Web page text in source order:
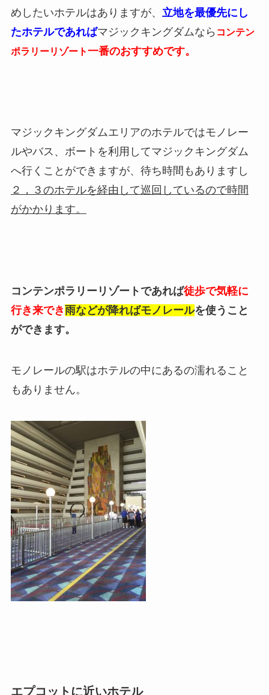
めしたいホテルはありますが、 立地を最優先にし
たホテルであればマジックキングダムなら コンテン
ポラリーリゾート一番のおすすめです。
マジックキングダムエリアのホテルではモノレー
ルやバス、ボートを利用してマジックキングダム
へ行くことができますが、待ち時間もありますし
２，３のホテルを経由して巡回しているので時間
がかかります。
コンテンポラリーリゾートであれば徒歩で気軽に
行き来でき 雨などが降ればモノレールを使うこと
ができます。
モノレールの駅はホテルの中にあるの濡れること
もありません。
エプコットに近いホテル